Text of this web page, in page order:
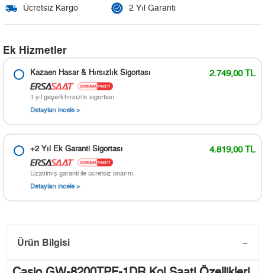
Ücretsiz Kargo
2 Yıl Garanti
Ek Hizmetler
Kazaen Hasar & Hırsızlık Sigortası 2.749,00 TL
1 yıl geçerli hırsızlık sigortası
Detayları incele >
+2 Yıl Ek Garanti Sigortası 4.819,00 TL
Uzatılmış garanti ile ücretsiz onarım.
Detayları incele >
Ürün Bilgisi